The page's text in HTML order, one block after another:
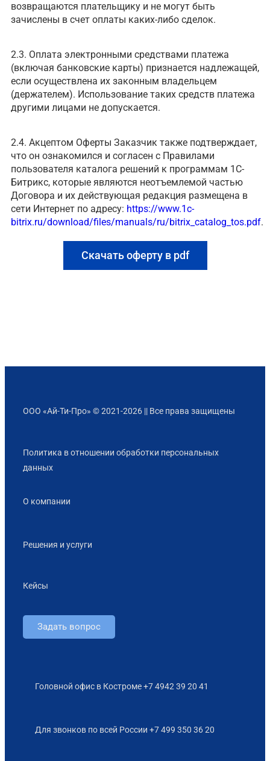
возвращаются плательщику и не могут быть
зачислены в счет оплаты каких-либо сделок.
2.3. Оплата электронными средствами платежа
(включая банковские карты) признается надлежащей,
если осуществлена их законным владельцем
(держателем). Использование таких средств платежа
другими лицами не допускается.
2.4. Акцептом Оферты Заказчик также подтверждает,
что он ознакомился и согласен с Правилами
пользователя каталога решений к программам 1С-
Битрикс, которые являются неотъемлемой частью
Договора и их действующая редакция размещена в
сети Интернет по адресу: https://www.1c-
bitrix.ru/download/files/manuals/ru/bitrix_catalog_tos.pdf.
Скачать оферту в pdf
ООО «Ай-Ти-Про» © 2021-2026 || Все права защищены
Политика в отношении обработки персональных
данных
О компании
Решения и услуги
Кейсы
Задать вопрос
Головной офис в Костроме +7 4942 39 20 41
Для звонков по всей России +7 499 350 36 20